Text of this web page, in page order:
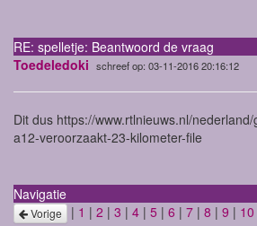
RE: spelletje: Beantwoord de vraag
Toedeledoki schreef op: 03-11-2016 20:16:12
Dit dus https://www.rtlnieuws.nl/
a12-veroorzaakt-23-kilometer-file
Navigatie
Vorige | 1 | 2 | 3 | 4 | 5 | 6 | 7 | 8 | 9 | 10